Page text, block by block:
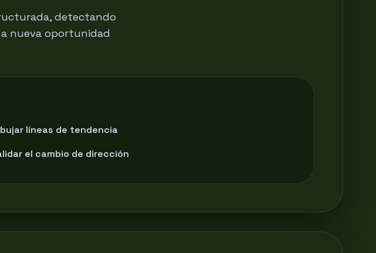
detectando
nueva oportunidad
líneas de tendencia
el cambio de dirección